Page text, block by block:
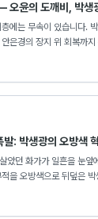
오윤의 도깨비, 박생
에는 무속이 있습니다.
은경의 장지 위 회복까
유를 씨앗페 소장 작품으
: 박생광의 오방색
았던 화가가 일흔을 눈앞
을 오방색으로 뒤덮은
환 중 하나로 기록된다.